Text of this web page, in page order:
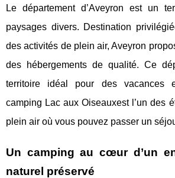
Le département d’Aveyron est un
paysages divers. Destination
des activités de plein air, Aveyron
des hébergements de qualité. Ce
territoire idéal pour des vacances
camping Lac aux Oiseauxest l’un des
plein air où vous pouvez passer un
Un camping au cœur d’un
naturel préservé